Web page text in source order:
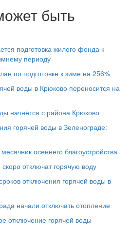
быть
подготовка жилого фонда к
периоду
по подготовке к зиме на 256%
воды в Крюково переносится на
начнётся с района Крюково
горячей воды в Зеленограде:
осеннего благоустройства
отключат горячую воду
отключения горячей воды в
начали отключать отопление
отключение горячей воды